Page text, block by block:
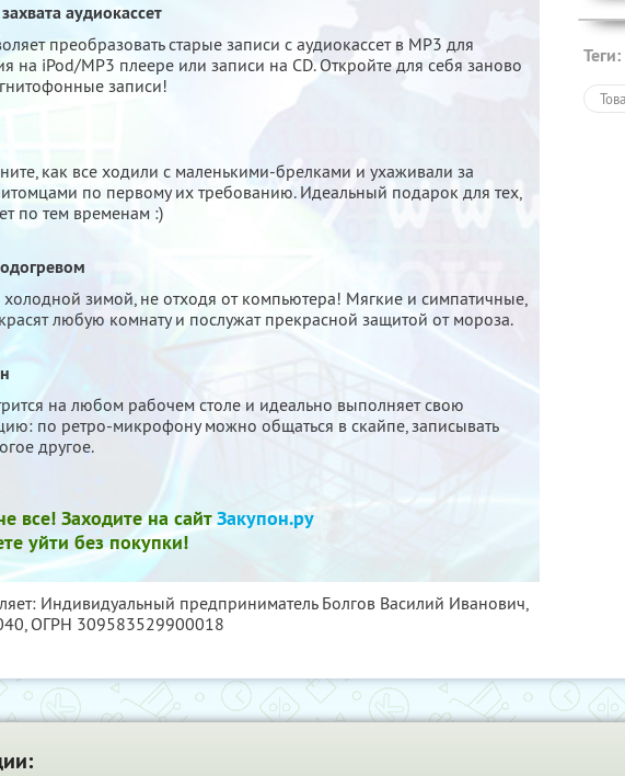
аудиокассет
преобразовать старые записи с аудиокассет в MP3 для
на iPod/MP3 плеере или записи на CD. Откройте для себя заново
записи!
как все ходили с маленькими-брелками и ухаживали за
по первому их требованию. Идеальный подарок для тех,
по тем временам :)
зимой, не отходя от компьютера! Мягкие и симпатичные,
любую комнату и послужат прекрасной защитой от мороза.
на любом рабочем столе и идеально выполняет свою
по ретро-микрофону можно общаться в скайпе, записывать
другое.
все! Заходите на сайтЗакупон.ру
уйти без покупки!
Индивидуальный предприниматель Болгов Василий Иванович,
, ОГРН 309583529900018
Теги: